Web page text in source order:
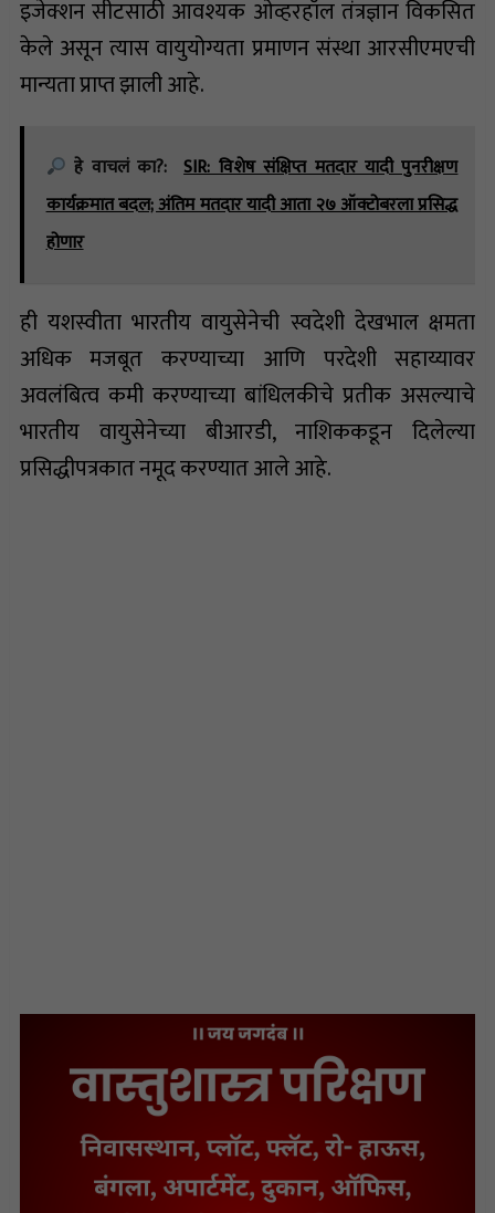
इजेक्शन सीटसाठी आवश्यक ओव्हरहॉल तंत्रज्ञान विकसित
केले असून त्यास वायुयोग्यता प्रमाणन संस्था आरसीएमएची
मान्यता प्राप्त झाली आहे.
हे वाचलं का?: SIR: विशेष संक्षिप्त मतदार यादी पुनरीक्षण
कार्यक्रमात बदल; अंतिम मतदार यादी आता २७ ऑक्टोबरला प्रसिद्ध
होणार
ही यशस्वीता भारतीय वायुसेनेची स्वदेशी देखभाल क्षमता
अधिक मजबूत करण्याच्या आणि परदेशी सहाय्यावर
अवलंबित्व कमी करण्याच्या बांधिलकीचे प्रतीक असल्याचे
भारतीय वायुसेनेच्या बीआरडी, नाशिककडून दिलेल्या
प्रसिद्धीपत्रकात नमूद करण्यात आले आहे.